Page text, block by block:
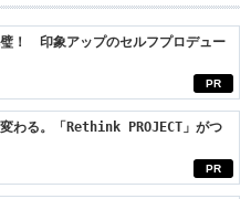
PR
！ 印象アップのセルフプロデュー
PR
わる。「Rethink PROJECT」がつ